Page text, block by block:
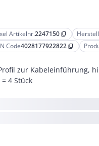
Artikelnr.2247150 content_copy
Code4028177922822 content_copy
zur Kabeleinführung,
= 4 Stück